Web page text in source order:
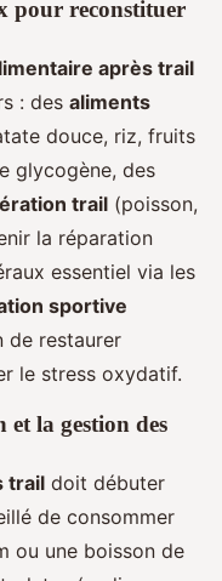
pour reconstituer
après trail
: des aliments
douce, riz, fruits
glycogène, des
trail (poisson,
la réparation
essentiel via les
sportive
de restaurer
le stress oxydatif.
la gestion des
trail doit débuter
de consommer
ou une boisson de